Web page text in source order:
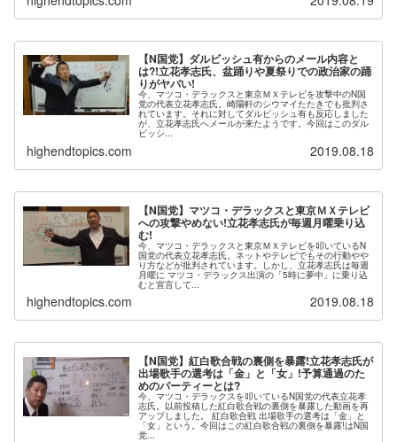
【N国党】ダルビッシュ有からのメール内容と
は?!立花孝志氏、盆踊りや夏祭りでの政治家の踊
りがヤバい!
今、マツコ・デラックスと東京ＭＸテレビを攻撃中のN国
党の代表立花孝志氏。崎陽軒のシウマイたたきでも批判さ
れています。それに対してダルビッシュ有も反応しました
が、立花孝志氏へメールが来たようです。今回はこのダル
ビッシ...
highendtopics.com 2019.08.18
【N国党】マツコ・デラックスと東京ＭＸテレビ
への攻撃やめない!立花孝志氏が毎週月曜乗り込
む!
今、マツコ・デラックスと東京ＭＸテレビを叩いているN
国党の代表立花孝志氏。ネットやテレビでもその行動やや
り方などが批判されています。しかし、立花孝志氏は毎週
月曜に マツコ・デラックス出演の「5時に夢中」に乗り込
むと宣言して...
highendtopics.com 2019.08.18
【N国党】紅白歌合戦の裏側を暴露!立花孝志氏が
出場歌手の選考は「金」と「女」!予算通過のた
めのパーティーとは?
今、マツコ・デラックスを叩いているN国党の代表立花孝
志氏。以前投稿した紅白歌合戦の裏側を暴露した動画を再
アップしました。 紅白歌合戦 出場歌手の選考は「金」と
「女」という。今回はこの紅白歌合戦の裏側を暴露!はN国
党...